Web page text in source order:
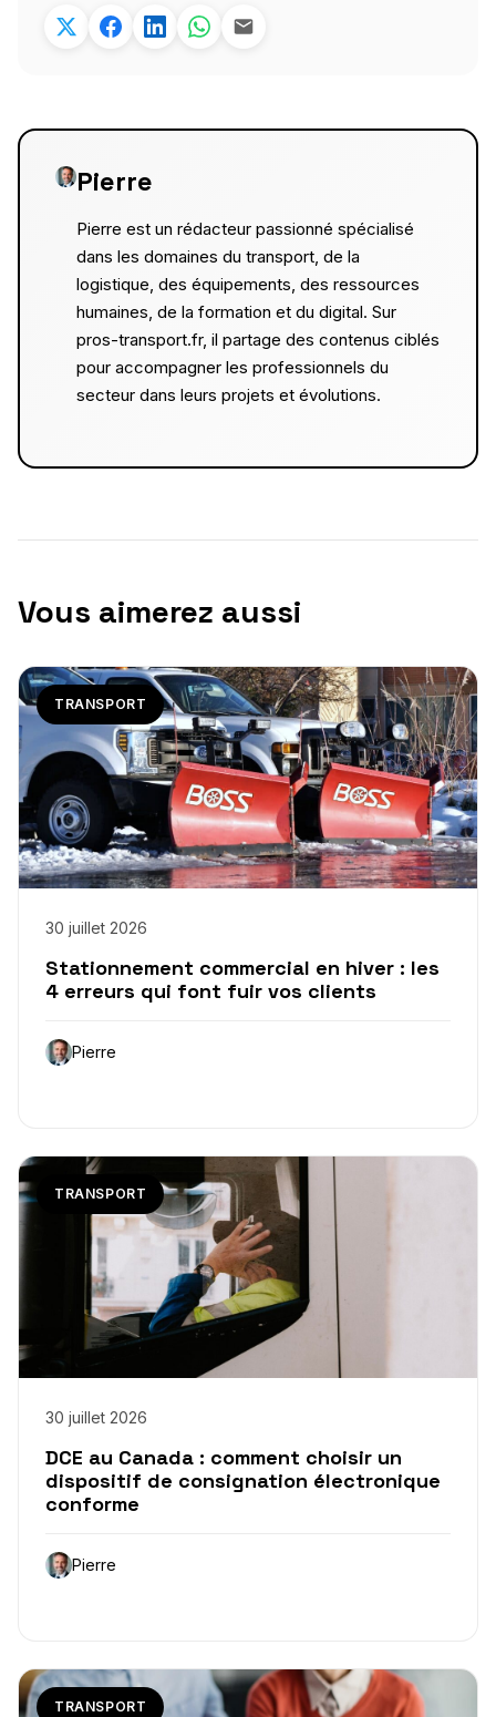
Pierre
Pierre est un rédacteur passionné spécialisé
dans les domaines du transport, de la
logistique, des équipements, des ressources
humaines, de la formation et du digital. Sur
pros-transport.fr, il partage des contenus ciblés
pour accompagner les professionnels du
secteur dans leurs projets et évolutions.
Vous aimerez aussi
TRANSPORT
30 juillet 2026
Stationnement commercial en hiver : les
4 erreurs qui font fuir vos clients
Pierre
TRANSPORT
30 juillet 2026
DCE au Canada : comment choisir un
dispositif de consignation électronique
conforme
Pierre
TRANSPORT